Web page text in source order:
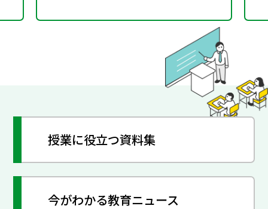
授業に役立つ資料集
今がわかる教育ニュース